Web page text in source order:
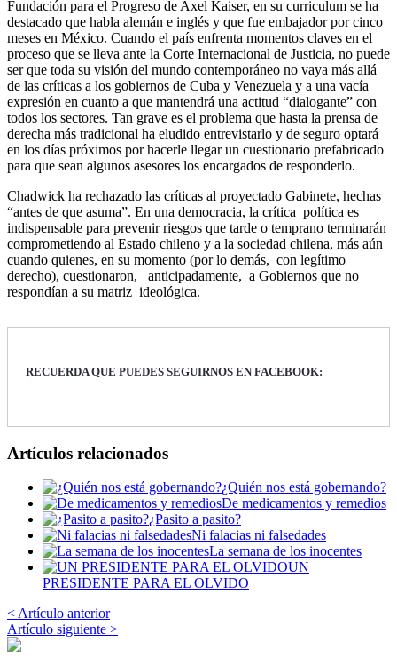
Fundación para el Progreso de Axel Kaiser, en su curriculum se ha
destacado que habla alemán e inglés y que fue embajador por cinco
meses en México. Cuando el país enfrenta momentos claves en el
proceso que se lleva ante la Corte Internacional de Justicia, no puede
ser que toda su visión del mundo contemporáneo no vaya más allá
de las críticas a los gobiernos de Cuba y Venezuela y a una vacía
expresión en cuanto a que mantendrá una actitud “dialogante” con
todos los sectores. Tan grave es el problema que hasta la prensa de
derecha más tradicional ha eludido entrevistarlo y de seguro optará
en los días próximos por hacerle llegar un cuestionario prefabricado
para que sean algunos asesores los encargados de responderlo.
Chadwick ha rechazado las críticas al proyectado Gabinete, hechas
“antes de que asuma”. En una democracia, la crítica política es
indispensable para prevenir riesgos que tarde o temprano terminarán
comprometiendo al Estado chileno y a la sociedad chilena, más aún
cuando quienes, en su momento (por lo demás, con legítimo
derecho), cuestionaron, anticipadamente, a Gobiernos que no
respondían a su matriz ideológica.
RECUERDA QUE PUEDES SEGUIRNOS EN FACEBOOK:
Artículos relacionados
¿Quién nos está gobernando?
De medicamentos y remedios
¿Pasito a pasito?
Ni falacias ni falsedades
La semana de los inocentes
UN
PRESIDENTE PARA EL OLVIDO
< Artículo anterior
Artículo siguiente >